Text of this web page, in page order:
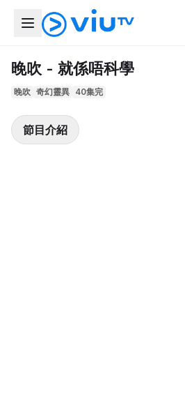
晚吹 - 就係唔科學
晚吹 奇幻靈異 40集完
節目介紹